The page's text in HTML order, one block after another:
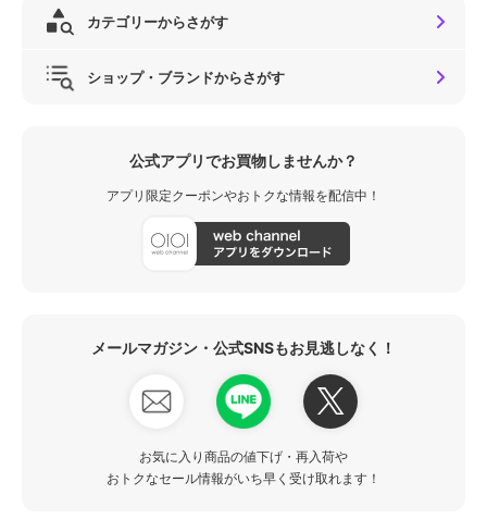
カテゴリーからさがす
ショップ・ブランドからさがす
公式アプリでお買物しませんか？
アプリ限定クーポンやおトクな情報を配信中！
メールマガジン・公式SNSもお見逃しなく！
お気に入り商品の値下げ・再入荷や
おトクなセール情報がいち早く受け取れます！